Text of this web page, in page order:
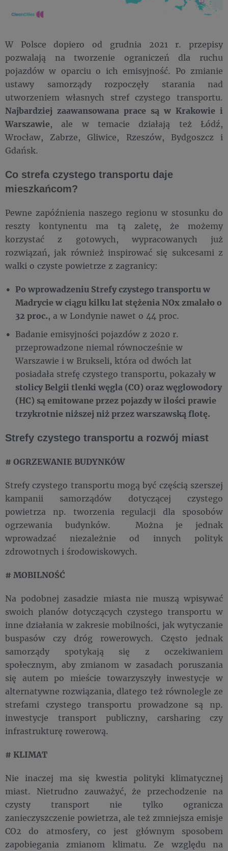
W Polsce dopiero od grudnia 2021 r. przepisy
pozwalają na tworzenie ograniczeń dla ruchu
pojazdów w oparciu o ich emisyjność. Po zmianie
ustawy samorządy rozpoczęły starania nad
utworzeniem własnych stref czystego transportu.
Najbardziej zaawansowana prace są w Krakowie i
Warszawie, ale w temacie działają też Łódź,
Wrocław, Zabrze, Gliwice, Rzeszów, Bydgoszcz i
Gdańsk.
Co strefa czystego transportu daje
mieszkańcom?
Pewne zapóźnienia naszego regionu w stosunku do
reszty kontynentu ma tą zaletę, że możemy
korzystać z gotowych, wypracowanych już
rozwiązań, jak również inspirować się sukcesami z
walki o czyste powietrze z zagranicy:
Po wprowadzeniu Strefy czystego transportu w
Madrycie w ciągu kilku lat stężenia NOx zmalało o
32 proc., a w Londynie nawet o 44 proc.
Badanie emisyjności pojazdów z 2020 r.
przeprowadzone niemal równocześnie w
Warszawie i w Brukseli, która od dwóch lat
posiadała strefę czystego transportu, pokazały w
stolicy Belgii tlenki węgla (CO) oraz węglowodory
(HC) są emitowane przez pojazdy w ilości prawie
trzykrotnie niższej niż przez warszawską flotę.
Strefy czystego transportu a rozwój miast
# OGRZEWANIE BUDYNKÓW
Strefy czystego transportu mogą być częścią szerszej
kampanii samorządów dotyczącej czystego
powietrza np. tworzenia regulacji dla sposobów
ogrzewania budynków. Można je jednak
wprowadzać niezależnie od innych polityk
zdrowotnych i środowiskowych.
#​ MOBILNOŚĆ
Na podobnej zasadzie miasta nie muszą wpisywać
swoich planów dotyczących czystego transportu w
inne działania w zakresie mobilności, jak wytyczanie
buspasów czy dróg rowerowych. Często jednak
samorządy spotykają się z oczekiwaniem
społecznym, aby zmianom w zasadach poruszania
się autem po mieście towarzyszyły inwestycje w
alternatywne rozwiązania, dlatego też równolegle ze
strefami czystego transportu prowadzone są np.
inwestycje transport publiczny, carsharing czy
infrastrukturę rowerową.
# KLIMAT
Nie inaczej ma się kwestia polityki klimatycznej
miast. Nietrudno zauważyć, że przechodzenie na
czysty transport nie tylko ogranicza
zanieczyszczenie powietrza, ale też zmniejsza emisje
CO2 do atmosfery, co jest głównym sposobem
zapobiegania zmianom klimatu. Ze względu na